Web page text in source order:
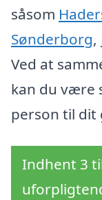
såsom
Sønderborg,
Ved at
kan du være
person til dit
Indhent 3